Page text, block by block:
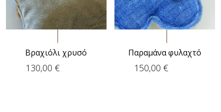
Βραχιόλι χρυσό
130,00 €
Παραμάνα φυλαχτό
150,00€